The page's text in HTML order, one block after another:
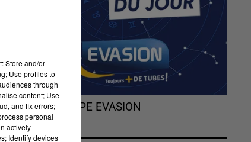
L'HOROSCOPE EVASION
Store and/or
Use profiles to
through
content; Use
and fix errors;
personal
actively
Identify devices